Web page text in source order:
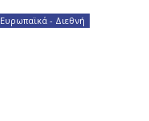
Ευρωπαϊκά - Διεθνή